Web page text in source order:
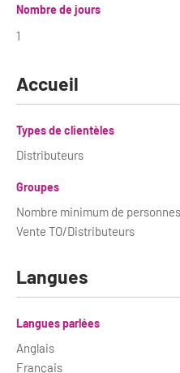
Nombre de jours
1
Accueil
Types de clientèles
Distributeurs
Groupes
Nombre minimum de
Vente TO/Distributeurs
Langues
Langues parlées
Anglais
Français